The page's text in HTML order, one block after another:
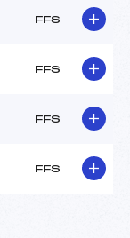
FFS
FFS
FFS
FFS